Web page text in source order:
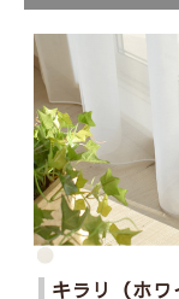
キラリ（ホワ